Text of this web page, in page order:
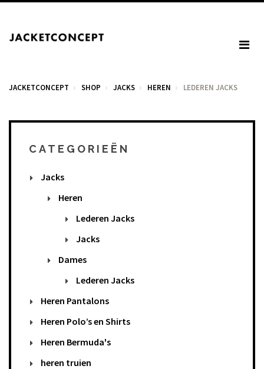
JACKETCONCEPT SHOP JACKS HEREN LEDEREN JACKS
WINKELWAGEN
U heeft geen items in het winkelmandje.
Totaal: € 0,00
CATEGORIEËN
Jacks
Heren
Lederen Jacks
Jacks
Dames
Lederen Jacks
Heren Pantalons
Heren Polo’s en Shirts
Heren Bermuda's
heren truien